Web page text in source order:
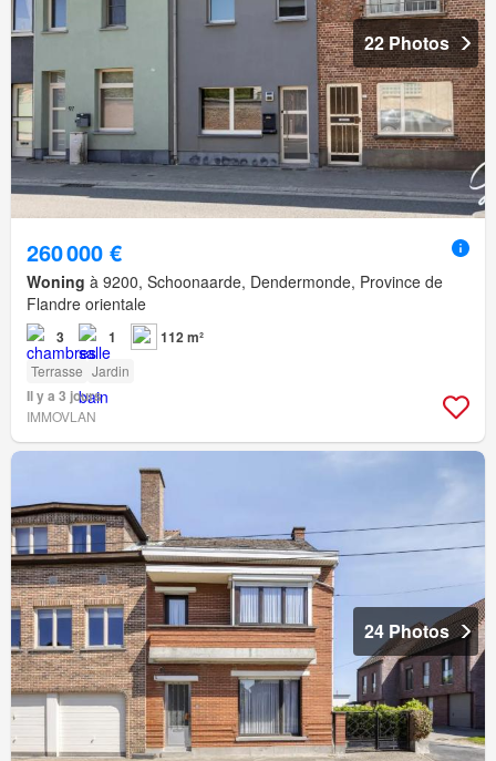
22 Photos
260 000 €
Woning à 9200, Schoonaarde, Dendermonde, Province de
Flandre orientale
3 1 112 m²
Terrasse Jardin
Il y a 3 jours
IMMOVLAN
24 Photos